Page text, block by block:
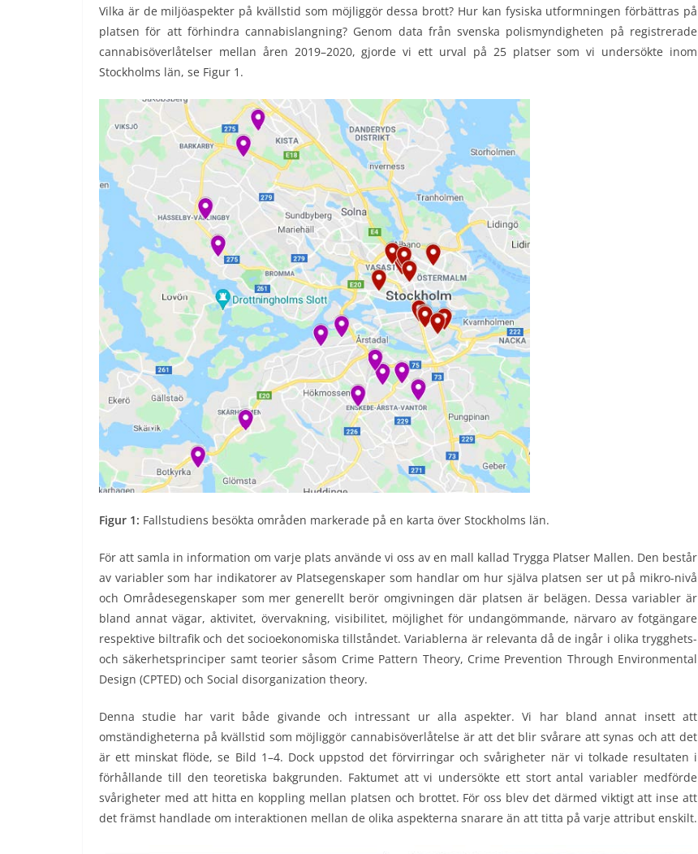
Vilka är de miljöaspekter på kvällstid som möjliggör dessa brott? Hur kan fysiska utformningen förbättras på
platsen för att förhindra cannabislangning? Genom data från svenska polismyndigheten på registrerade
cannabisöverlåtelser mellan åren 2019–2020, gjorde vi ett urval på 25 platser som vi undersökte inom
Stockholms län, se Figur 1.
Figur 1: Fallstudiens besökta områden markerade på en karta över Stockholms län.
För att samla in information om varje plats använde vi oss av en mall kallad Trygga Platser Mallen. Den består
av variabler som har indikatorer av Platsegenskaper som handlar om hur själva platsen ser ut på mikro-nivå
och Områdesegenskaper som mer generellt berör omgivningen där platsen är belägen. Dessa variabler är
bland annat vägar, aktivitet, övervakning, visibilitet, möjlighet för undangömmande, närvaro av fotgängare
respektive biltrafik och det socioekonomiska tillståndet. Variablerna är relevanta då de ingår i olika trygghets-
och säkerhetsprinciper samt teorier såsom Crime Pattern Theory, Crime Prevention Through Environmental
Design (CPTED) och Social disorganization theory.
Denna studie har varit både givande och intressant ur alla aspekter. Vi har bland annat insett att
omständigheterna på kvällstid som möjliggör cannabisöverlåtelse är att det blir svårare att synas och att det
är ett minskat flöde, se Bild 1–4. Dock uppstod det förvirringar och svårigheter när vi tolkade resultaten i
förhållande till den teoretiska bakgrunden. Faktumet att vi undersökte ett stort antal variabler medförde
svårigheter med att hitta en koppling mellan platsen och brottet. För oss blev det därmed viktigt att inse att
det främst handlade om interaktionen mellan de olika aspekterna snarare än att titta på varje attribut enskilt.